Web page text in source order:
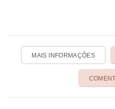
MAIS INFORMAÇÕES